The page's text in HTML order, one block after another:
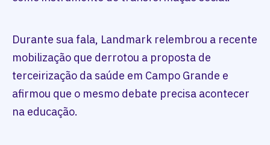
Durante sua fala, Landmark relembrou a recente
mobilização que derrotou a proposta de
terceirização da saúde em Campo Grande e
afirmou que o mesmo debate precisa acontecer
na educação.